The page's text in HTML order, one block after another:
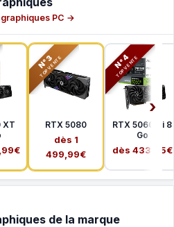
PC →
XT
N°3
TOP VENTE
RTX 5080
dès 1
499,99€
N°4
TOP VENTE
RTX 5060 Ti 8
Go
dès 433,65€
de la marque